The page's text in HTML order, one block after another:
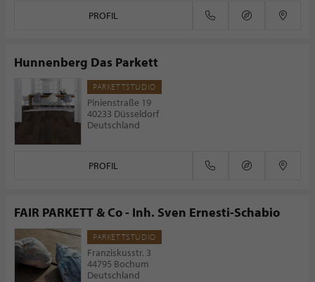
PROFIL
Hunnenberg Das Parkett
PARKETTSTUDIO
Pinienstraße 19
40233 Düsseldorf
Deutschland
PROFIL
FAIR PARKETT & Co - Inh. Sven Ernesti-Schabio
PARKETTSTUDIO
Franziskusstr. 3
44795 Bochum
Deutschland